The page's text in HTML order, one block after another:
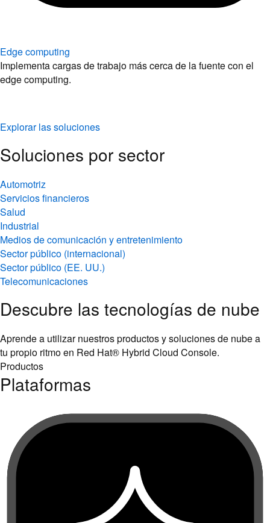
Edge computing
Implementa cargas de trabajo más cerca de la fuente con el
edge computing.
Explorar las soluciones
Soluciones por sector
Automotriz
Servicios financieros
Salud
Industrial
Medios de comunicación y entretenimiento
Sector público (internacional)
Sector público (EE. UU.)
Telecomunicaciones
Descubre las tecnologías de nube
Aprende a utilizar nuestros productos y soluciones de nube a
tu propio ritmo en Red Hat® Hybrid Cloud Console.
Productos
Plataformas